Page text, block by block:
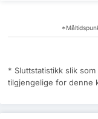
* Sluttstatistikk slik
tilgjengelige for denne